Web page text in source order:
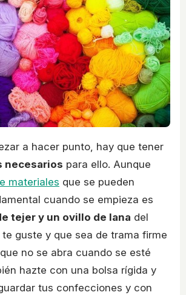
a hacer punto, hay que tener
necesarios para ello. Aunque
materiales que se pueden
cuando se empieza es
tejer y un ovillo de lana del
guste y que sea de trama firme
no se abra cuando se esté
hazte con una bolsa rígida y
tus confecciones y con